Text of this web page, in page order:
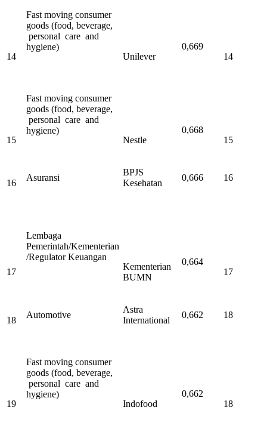
14
Fast moving consumer
goods (food, beverage,
personal care and
hygiene)
Unilever
0,669
14
15
Fast moving consumer
goods (food, beverage,
personal care and
hygiene)
Nestle
0,668
15
16
Asuransi
BPJS
Kesehatan
0,666 16
17
Lembaga
Pemerintah/Kementerian
/Regulator Keuangan
Kementerian
BUMN
0,664
17
18
Automotive
Astra
International
0,662 18
19
Fast moving consumer
goods (food, beverage,
personal care and
hygiene)
Indofood
0,662
18